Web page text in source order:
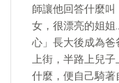
師讓他回答什麼
女，很漂亮的姐
心」長大後成為
上街，半路上兒子
什麼，便自己騎